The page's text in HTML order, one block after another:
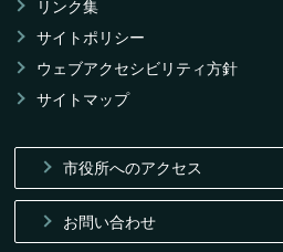
リンク集
サイトポリシー
ウェブアクセシビリティ方針
サイトマップ
市役所へのアクセス
お問い合わせ